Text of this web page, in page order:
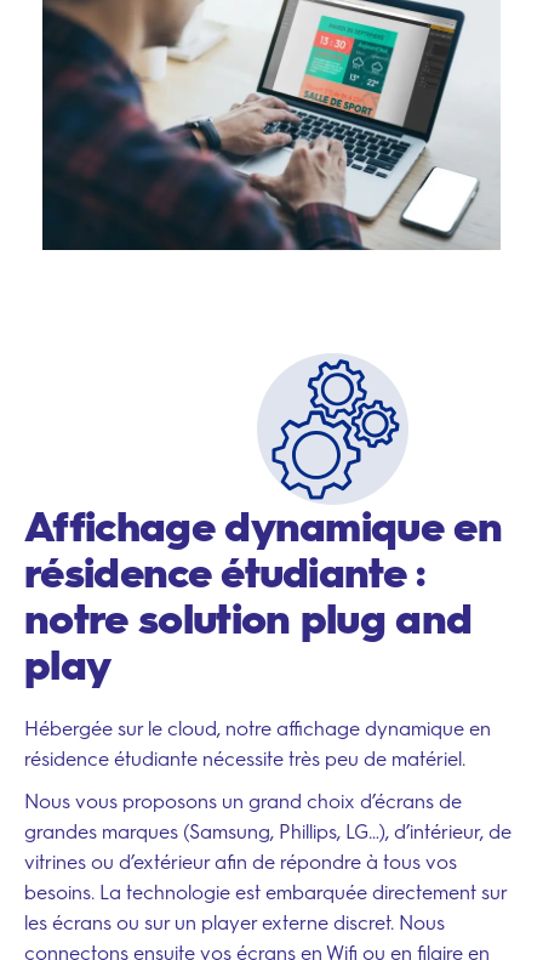
pour la première fois.
Affichage dynamique en
résidence étudiante :
notre solution plug and
play
Hébergée sur le cloud, notre affichage dynamique en
résidence étudiante nécessite très peu de matériel.
Nous vous proposons un grand choix d’écrans de
grandes marques (Samsung, Phillips, LG…), d’intérieur, de
vitrines ou d’extérieur afin de répondre à tous vos
besoins. La technologie est embarquée directement sur
les écrans ou sur un player externe discret. Nous
connectons ensuite vos écrans en Wifi ou en filaire en